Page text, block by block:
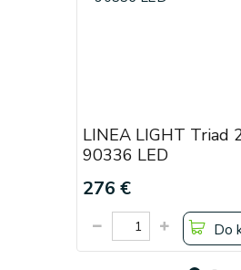
LINEA LIGHT Triad
90336 LED
276 €
Do